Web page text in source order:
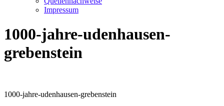
Impressum
1000-jahre-udenhausen-
grebenstein
1000-jahre-udenhausen-grebenstein